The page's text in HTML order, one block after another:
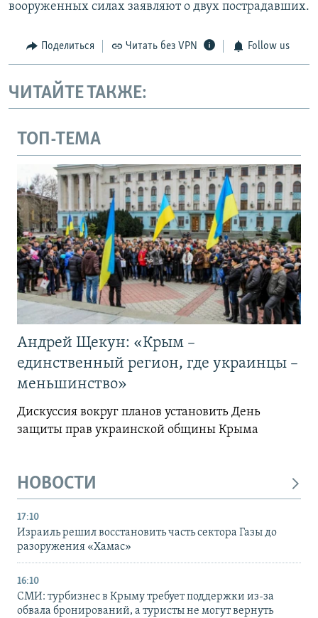
вооруженных силах заявляют о двух пострадавших.
Поделиться Читать без VPN Follow us
ЧИТАЙТЕ ТАКЖЕ:
ТОП-ТЕМА
Андрей Щекун: «Крым –
единственный регион, где украинцы –
меньшинство»
Дискуссия вокруг планов установить День
защиты прав украинской общины Крыма
НОВОСТИ
17:10
Израиль решил восстановить часть сектора Газы до
разоружения «Хамас»
16:10
СМИ: турбизнес в Крыму требует поддержки из-за
обвала бронирований, а туристы не могут вернуть